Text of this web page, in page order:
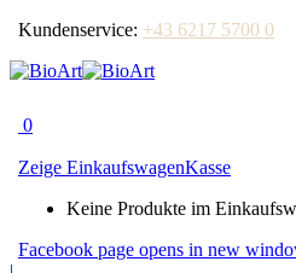
Kundenservice: +43 6217 5700 0
0
Zeige EinkaufswagenKasse
Keine Produkte im
Facebook page opens in new